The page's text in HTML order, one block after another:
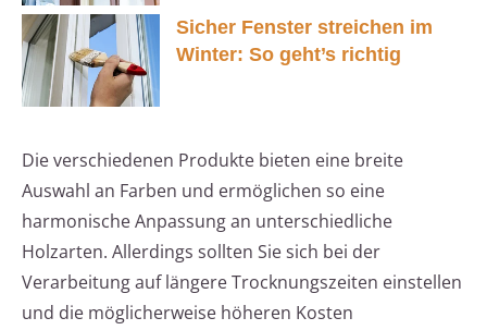
Sicher Fenster streichen im
Winter: So geht’s richtig
Die verschiedenen Produkte bieten eine breite
Auswahl an Farben und ermöglichen so eine
harmonische Anpassung an unterschiedliche
Holzarten. Allerdings sollten Sie sich bei der
Verarbeitung auf längere Trocknungszeiten einstellen
und die möglicherweise höheren Kosten